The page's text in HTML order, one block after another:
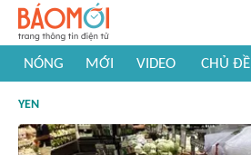
NÓNG MỚI VIDEO CHỦ ĐỀ
#Khám phá thế giới
YEN